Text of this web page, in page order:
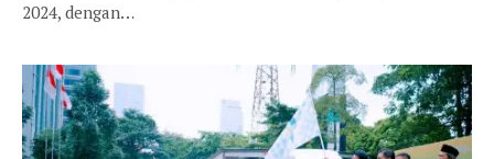
2024, dengan…